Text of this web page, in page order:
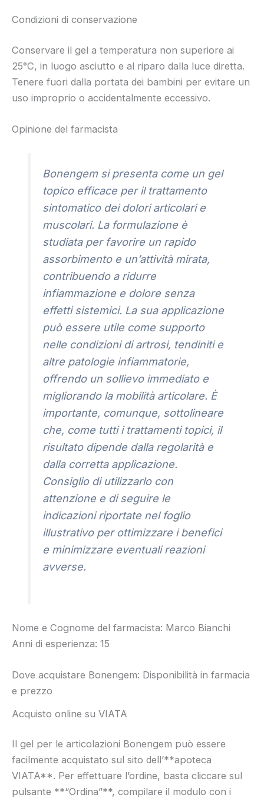
Condizioni di conservazione
Conservare il gel a temperatura non superiore ai
25°C, in luogo asciutto e al riparo dalla luce diretta.
Tenere fuori dalla portata dei bambini per evitare un
uso improprio o accidentalmente eccessivo.
Opinione del farmacista
Bonengem si presenta come un gel
topico efficace per il trattamento
sintomatico dei dolori articolari e
muscolari. La formulazione è
studiata per favorire un rapido
assorbimento e un’attività mirata,
contribuendo a ridurre
infiammazione e dolore senza
effetti sistemici. La sua applicazione
può essere utile come supporto
nelle condizioni di artrosi, tendiniti e
altre patologie infiammatorie,
offrendo un sollievo immediato e
migliorando la mobilità articolare. È
importante, comunque, sottolineare
che, come tutti i trattamenti topici, il
risultato dipende dalla regolarità e
dalla corretta applicazione.
Consiglio di utilizzarlo con
attenzione e di seguire le
indicazioni riportate nel foglio
illustrativo per ottimizzare i benefici
e minimizzare eventuali reazioni
avverse.
Nome e Cognome del farmacista: Marco Bianchi
Anni di esperienza: 15
Dove acquistare Bonengem: Disponibilità in farmacia
e prezzo
Acquisto online su VIATA
Il gel per le articolazioni Bonengem può essere
facilmente acquistato sul sito dell’**apoteca
VIATA**. Per effettuare l’ordine, basta cliccare sul
pulsante **“Ordina”**, compilare il modulo con i